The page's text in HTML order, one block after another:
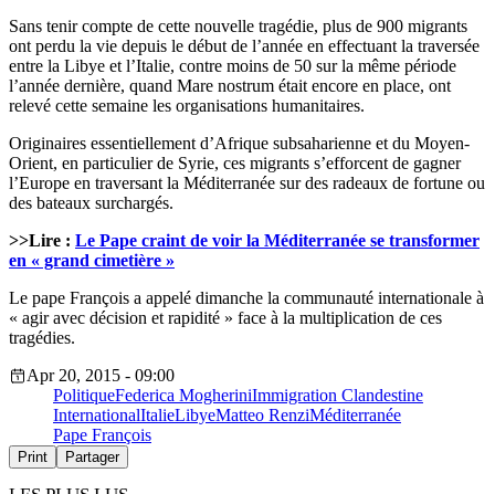
Sans tenir compte de cette nouvelle tragédie, plus de 900 migrants
ont perdu la vie depuis le début de l’année en effectuant la traversée
entre la Libye et l’Italie, contre moins de 50 sur la même période
l’année dernière, quand Mare nostrum était encore en place, ont
relevé cette semaine les organisations humanitaires.
Originaires essentiellement d’Afrique subsaharienne et du Moyen-
Orient, en particulier de Syrie, ces migrants s’efforcent de gagner
l’Europe en traversant la Méditerranée sur des radeaux de fortune ou
des bateaux surchargés.
>>Lire : Le Pape craint de voir la Méditerranée se transformer
en « grand cimetière »
Le pape François a appelé dimanche la communauté internationale à
« agir avec décision et rapidité » face à la multiplication de ces
tragédies.
Apr 20, 2015 - 09:00
PolitiqueFederica MogheriniImmigration Clandestine
InternationalItalieLibyeMatteo RenziMéditerranée
Pape François
Print Partager